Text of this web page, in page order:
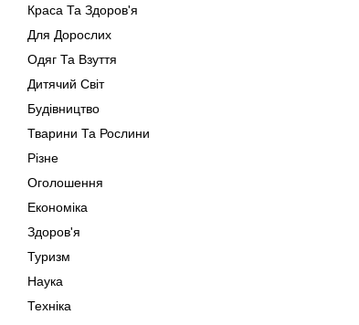
Краса Та Здоров'я
Для Дорослих
Одяг Та Взуття
Дитячий Світ
Будівництво
Тварини Та Рослини
Різне
Оголошення
Економіка
Здоров'я
Туризм
Наука
Техніка